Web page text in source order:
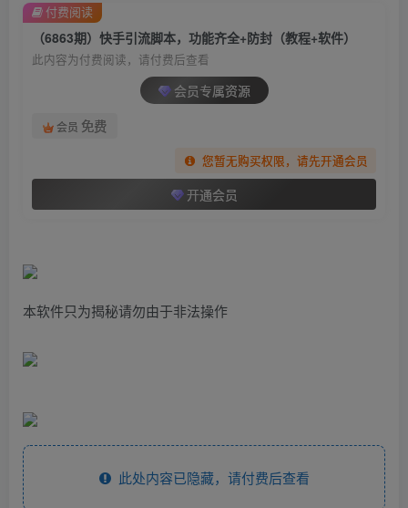
（6863期）快手引流脚本，功能齐全+防封（教程+软件）
此内容为付费阅读，请付费后查看
会员专属资源
会员 免费
您暂无购买权限，请先开通会员
开通会员
付费阅读
本软件只为揭秘请勿由于非法操作
此处内容已隐藏，请付费后查看